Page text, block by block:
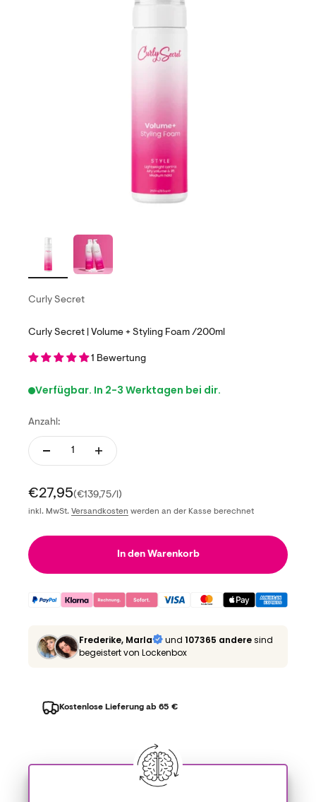
Curly Secret
Curly Secret | Volume + Styling Foam /200ml
1 Bewertung
Verfügbar. In 2-3 Werktagen bei dir.
Anzahl:
Angebot
€27,95(€139,75/l)
inkl. MwSt. Versandkosten werden an der Kasse berechnet
In den Warenkorb
Frederike, Marla und 107365 anderesind
begeistert von Lockenbox
Kostenlose Lieferung ab 65 €